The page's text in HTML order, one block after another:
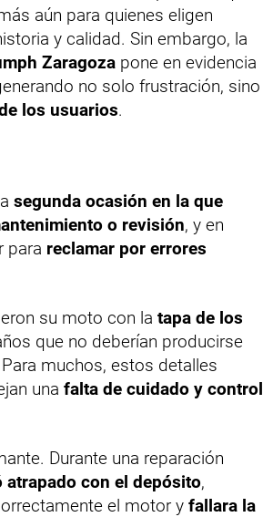
aún para quienes eligen
y calidad. Sin embargo, la
Zaragoza pone en evidencia
no solo frustración, sino
los usuarios.
segunda ocasión en la que
o revisión, y en
para reclamar por errores
su moto con la tapa de los
que no deberían producirse
muchos, estos detalles
una falta de cuidado y control
Durante una reparación
con el depósito,
el motor y fallara la